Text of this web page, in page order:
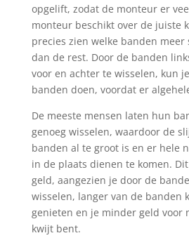
opgelift, zodat de monteur er
monteur beschikt over de juiste
precies zien welke banden
dan de rest. Door de banden
voor en achter te wisselen, kun
banden doen, voordat er
De meeste mensen laten hun
genoeg wisselen, waardoor de
banden al te groot is en er hele
in de plaats dienen te komen.
geld, aangezien je door de
wisselen, langer van de banden
genieten en je minder geld voor
kwijt bent.